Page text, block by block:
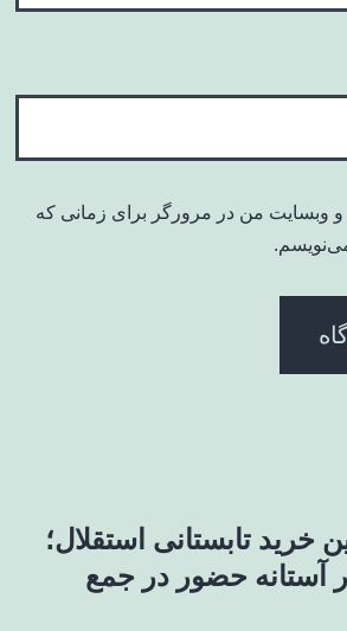
و وبسایت من در مرورگر برای زمانی که
خرید تابستانی استقلال؛
آستانه حضور در جمع